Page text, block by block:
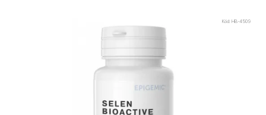
Kód: HB-4509